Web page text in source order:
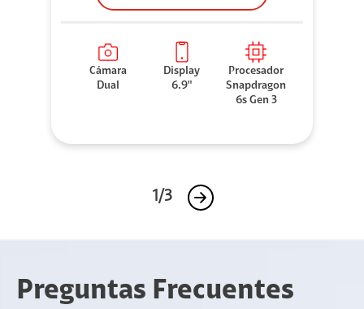
Cámara
Dual
Display
6.9"
Procesador
Snapdragon
6s Gen 3
1/3
Preguntas Frecuentes